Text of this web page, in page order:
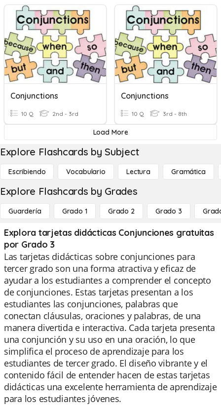
Conjunctions
10 Q 2nd - 3rd
Conjunctions
10 Q 3rd - 8th
Load More
Explore Flashcards by Subject
Escribiendo Vocabulario Lectura Gramática
Explore Flashcards by Grades
Guardería Grado 1 Grado 2 Grado 3
Explora tarjetas didácticas Conjunciones gratuitas
por Grado 3
Las tarjetas didácticas sobre conjunciones para
tercer grado son una forma atractiva y eficaz de
ayudar a los estudiantes a comprender el concepto
de conjunciones. Estas tarjetas presentan a los
estudiantes las conjunciones, palabras que
conectan cláusulas, oraciones y palabras, de una
manera divertida e interactiva. Cada tarjeta presenta
una conjunción y su uso en una oración, lo que
simplifica el proceso de aprendizaje para los
estudiantes de tercer grado. El diseño vibrante y el
contenido fácil de entender hacen de estas tarjetas
didácticas una excelente herramienta de aprendizaje
para los estudiantes jóvenes.